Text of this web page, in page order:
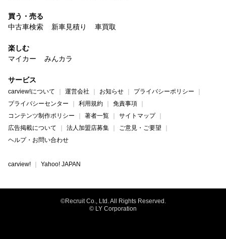
買う・売る
中古車検索
新車見積り 車買取
楽しむ
マイカー
みんカラ
サービス
carview!について 運営会社 お知らせ
プライバシーポリシー
プライバシーセンター
利用規約
免責事項
コンテンツ制作ポリシー
著者一覧
サイトマップ
広告掲載について
法人加盟店募集
ご意見・ご要望
ヘルプ・お問い合わせ
carview! Yahoo! JAPAN
©Recruit Co., Ltd. All Rights Reserved.
© LY Corporation